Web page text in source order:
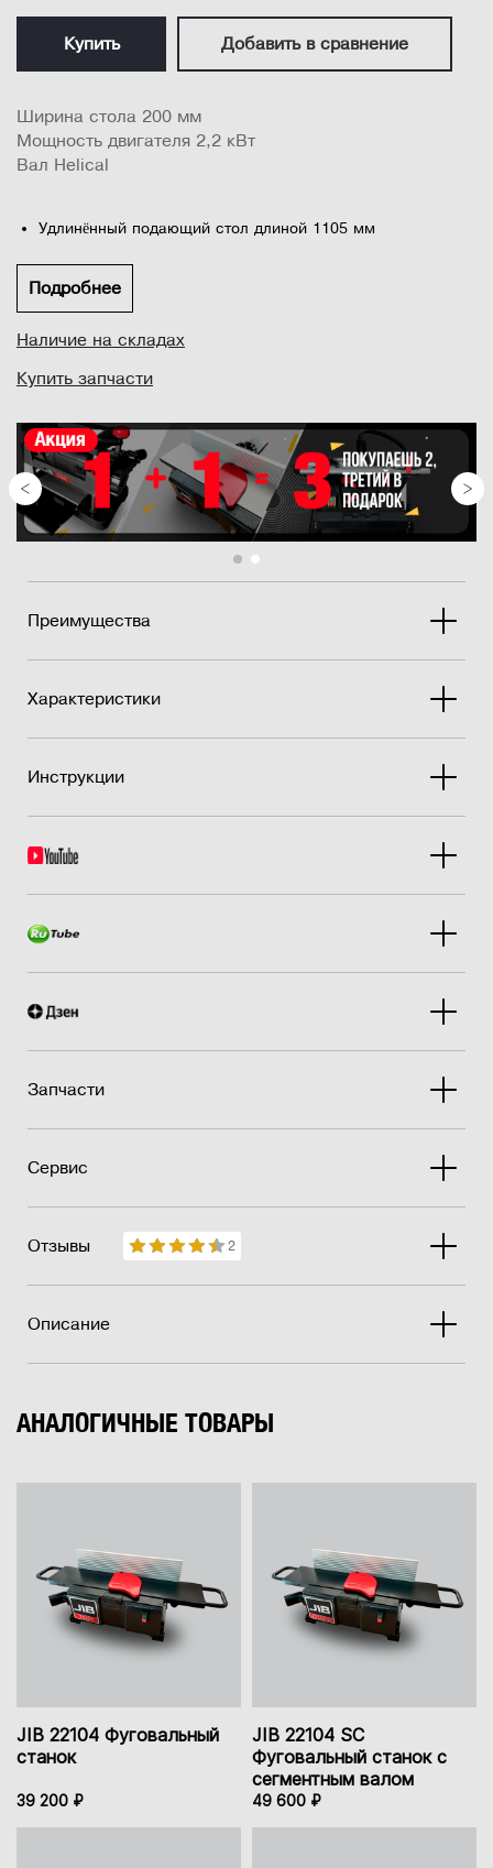
Купить Добавить в сравнение
Ширина стола 200 мм
Мощность двигателя 2,2 кВт
Вал Helical
Удлинённый подающий стол длиной 1105 мм
Асинхронный двигатель повышенной выходной мощности
2,2 кВт 400 В
Уникальный опорный механизм с параллелограммом при
кромки стола по дуге вокруг режущего вала.
как более эффективный стружколом.
Чугу�...
Подробнее
Наличие на складах
Купить запчасти
Преимущества
Характеристики
Инструкции
Запчасти
Сервис
Отзывы 2
Описание
АНАЛОГИЧНЫЕ ТОВАРЫ
JIB 22104 Фуговальный
станок
39 200 ₽
JIB 22104 SC
Фуговальный станок с
сегментным валом
49 600 ₽